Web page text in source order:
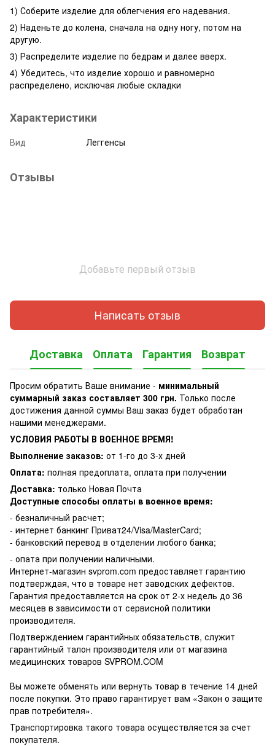
1) Соберите изделие для облегчения его надевания.
2) Наденьте до колена, сначала на одну ногу, потом на
другую.
3) Распределите изделие по бедрам и далее вверх.
4) Убедитесь, что изделие хорошо и равномерно
распределено, исключая любые складки
Характеристики
Вид Леггенсы
Отзывы
Добавьте первый отзыв
Написать отзыв
Доставка Оплата Гарантия Возврат
Просим обратить Ваше внимание - минимальный
суммарный заказ составляет 300 грн. Только после
достижения данной суммы Ваш заказ будет обработан
нашими менеджерами.
УСЛОВИЯ РАБОТЫ В ВОЕННОЕ ВРЕМЯ!
Выполнение заказов: от 1-го до 3-х дней
Оплата: полная предоплата, оплата при получении
Доставка: только Новая Почта
Доступные способы оплаты в военное время:
- безналичный расчет;
- интернет банкинг Приват24/Visa/MasterCard;
- банковский перевод в отделении любого банка;
- опата при получении наличными.
Интернет-магазин svprom.com предоставляет гарантию
подтверждая, что в товаре нет заводских дефектов.
Гарантия предоставляется на срок от 2-х недель до 36
месяцев в зависимости от сервисной политики
производителя.
Подтверждением гарантийных обязательств, служит
гарантийный талон производителя или от магазина
медицинских товаров SVPROM.COM
Вы можете обменять или вернуть товар в течение 14 дней
после покупки. Это право гарантирует вам «Закон о защите
прав потребителя».
Транспортировка такого товара осуществляется за счет
покупателя.